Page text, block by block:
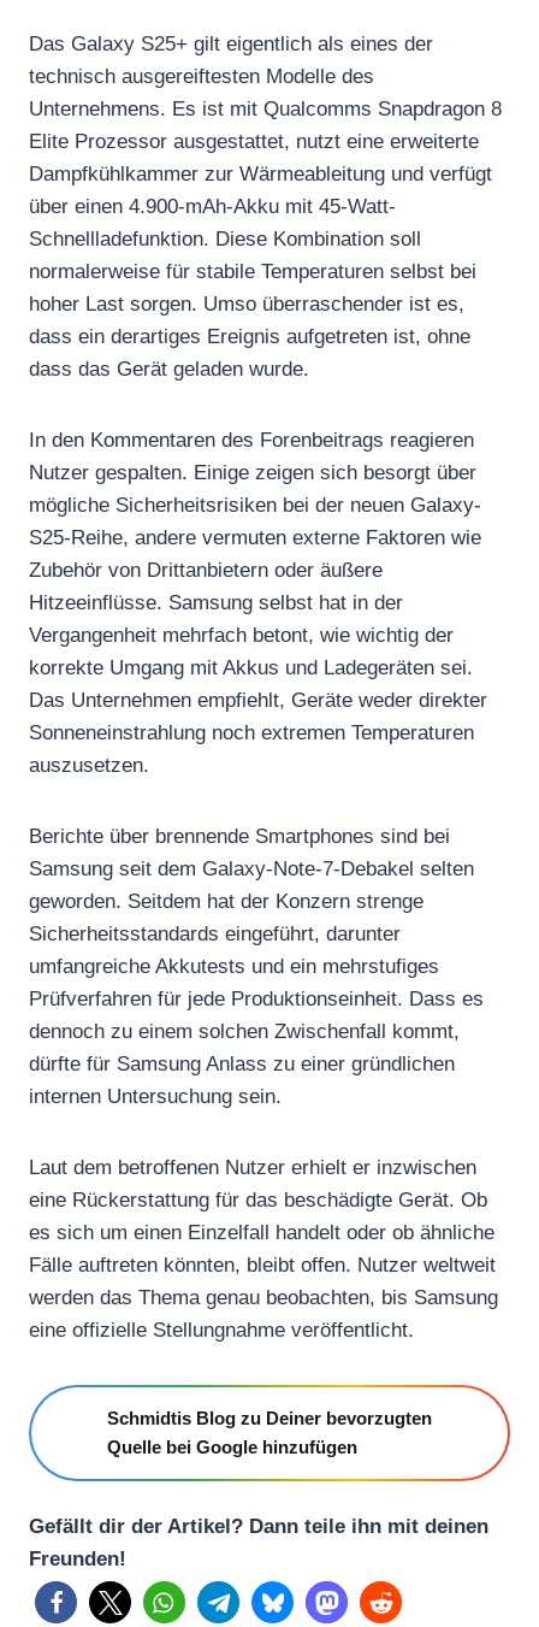
Das Galaxy S25+ gilt eigentlich als eines der
technisch ausgereiftesten Modelle des
Unternehmens. Es ist mit Qualcomms Snapdragon 8
Elite Prozessor ausgestattet, nutzt eine erweiterte
Dampfkühlkammer zur Wärmeableitung und verfügt
über einen 4.900-mAh-Akku mit 45-Watt-
Schnellladefunktion. Diese Kombination soll
normalerweise für stabile Temperaturen selbst bei
hoher Last sorgen. Umso überraschender ist es,
dass ein derartiges Ereignis aufgetreten ist, ohne
dass das Gerät geladen wurde.
In den Kommentaren des Forenbeitrags reagieren
Nutzer gespalten. Einige zeigen sich besorgt über
mögliche Sicherheitsrisiken bei der neuen Galaxy-
S25-Reihe, andere vermuten externe Faktoren wie
Zubehör von Drittanbietern oder äußere
Hitzeeinflüsse. Samsung selbst hat in der
Vergangenheit mehrfach betont, wie wichtig der
korrekte Umgang mit Akkus und Ladegeräten sei.
Das Unternehmen empfiehlt, Geräte weder direkter
Sonneneinstrahlung noch extremen Temperaturen
auszusetzen.
Berichte über brennende Smartphones sind bei
Samsung seit dem Galaxy-Note-7-Debakel selten
geworden. Seitdem hat der Konzern strenge
Sicherheitsstandards eingeführt, darunter
umfangreiche Akkutests und ein mehrstufiges
Prüfverfahren für jede Produktionseinheit. Dass es
dennoch zu einem solchen Zwischenfall kommt,
dürfte für Samsung Anlass zu einer gründlichen
internen Untersuchung sein.
Laut dem betroffenen Nutzer erhielt er inzwischen
eine Rückerstattung für das beschädigte Gerät. Ob
es sich um einen Einzelfall handelt oder ob ähnliche
Fälle auftreten könnten, bleibt offen. Nutzer weltweit
werden das Thema genau beobachten, bis Samsung
eine offizielle Stellungnahme veröffentlicht.
Schmidtis Blog zu Deiner bevorzugten
Quelle bei Google hinzufügen
Gefällt dir der Artikel? Dann teile ihn mit deinen
Freunden!